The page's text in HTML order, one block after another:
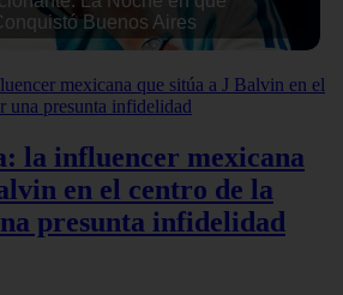
Buenos Aires
la influencer mexicana
en el centro de la
presunta infidelidad